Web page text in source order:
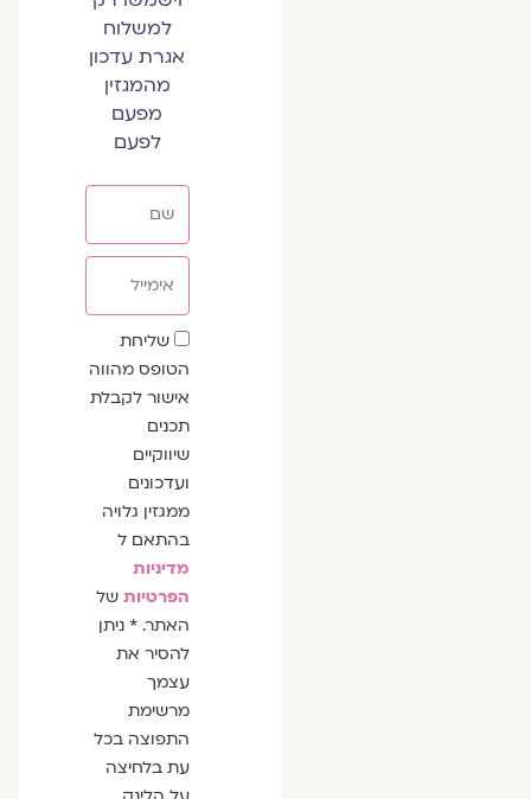
למשלוח
אגרת עדכון
מהמגזין
מפעם
לפעם
שדה
הסכמה
שליחת
הטופס מהווה
אישור לקבלת
תכנים
שיווקיים
ועדכונים
ממגזין גלויה
בהתאם ל
מדיניות
הפרטיותשל
האתר. * ניתן
להסיר את
עצמך
מרשימת
התפוצה בכל
עת בלחיצה